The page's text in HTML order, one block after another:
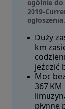
ogólnie do
2019-
ogłoszenia.
Duży
km
jeździć
Moc
367 KM
płynne